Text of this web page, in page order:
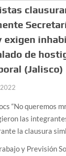
exigen
de
(Jalisco)
“No queremos
las
la clausura
y Previsión